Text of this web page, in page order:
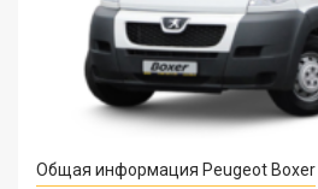
Общая информация Peugeot Boxer